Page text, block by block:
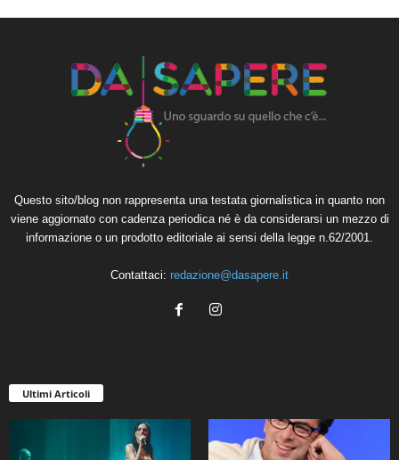
Questo sito/blog non rappresenta una testata giornalistica in quanto non
viene aggiornato con cadenza periodica né è da considerarsi un mezzo di
informazione o un prodotto editoriale ai sensi della legge n.62/2001.
Contattaci: redazione@dasapere.it
Ultimi Articoli